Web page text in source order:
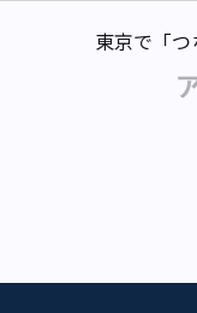
東京で「